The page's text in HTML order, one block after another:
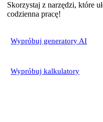
Skorzystaj z narzędzi, które
codzienna pracę!
Wypróbuj generatory AI
Wypróbuj kalkulatory